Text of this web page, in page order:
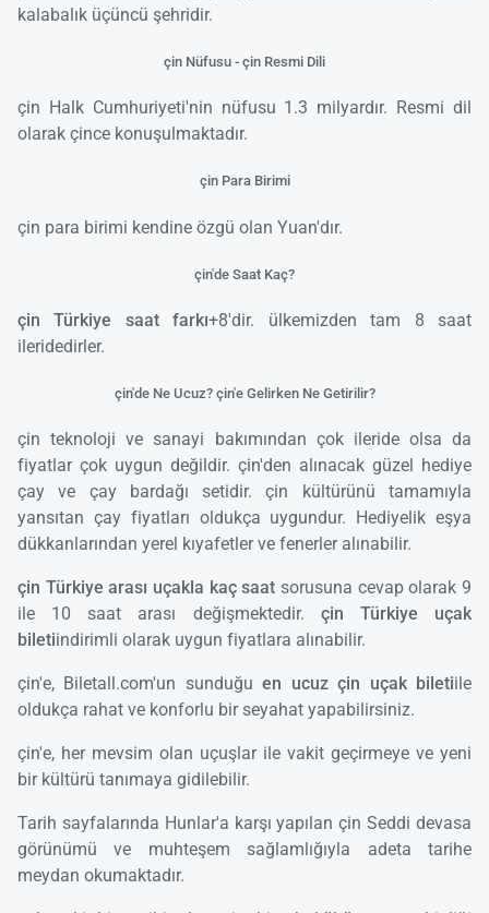
kalabalık üçüncü şehridir.
çin Nüfusu - çin Resmi Dili
çin Halk Cumhuriyeti'nin nüfusu 1.3 milyardır. Resmi dil
olarak çince konuşulmaktadır.
çin Para Birimi
çin para birimi kendine özgü olan Yuan'dır.
çin'de Saat Kaç?
çin Türkiye saat farkı+8'dir. ülkemizden tam 8 saat
ileridedirler.
çin'de Ne Ucuz? çin'e Gelirken Ne Getirilir?
çin teknoloji ve sanayi bakımından çok ileride olsa da
fiyatlar çok uygun değildir. çin'den alınacak güzel hediye
çay ve çay bardağı setidir. çin kültürünü tamamıyla
yansıtan çay fiyatları oldukça uygundur. Hediyelik eşya
dükkanlarından yerel kıyafetler ve fenerler alınabilir.
çin Türkiye arası uçakla kaç saat sorusuna cevap olarak 9
ile 10 saat arası değişmektedir. çin Türkiye uçak
biletiindirimli olarak uygun fiyatlara alınabilir.
çin'e, Biletall.com'un sunduğuen ucuz çin uçak biletiile
oldukça rahat ve konforlu bir seyahat yapabilirsiniz.
çin'e, her mevsim olan uçuşlar ile vakit geçirmeye ve yeni
bir kültürü tanımaya gidilebilir.
Tarih sayfalarında Hunlar'a karşı yapılan çin Seddi devasa
görünümü ve muhteşem sağlamlığıyla adeta tarihe
meydan okumaktadır.